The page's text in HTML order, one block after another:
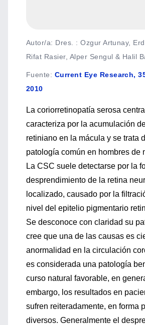
Autor/a: Dres. : Ozgur Artunay,
Rifat Rasier, Alper Sengul & Halil
Fuente: Current Eye Research,
2010
La coriorretinopatía serosa
caracteriza por la acumulación
retiniano en la mácula y se trata
patología común en hombres de
La CSC suele detectarse por la
desprendimiento de la retina
localizado, causado por la
nivel del epitelio pigmentario
Se desconoce con claridad su
cree que una de las causas es
anormalidad en la circulación
es considerada una patología
curso natural favorable, en
embargo, los resultados en
sufren reiteradamente, en forma
diversos. Generalmente el